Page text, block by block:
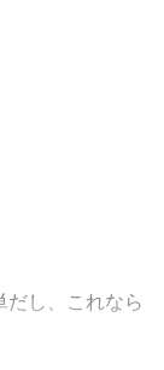
だし、これなら